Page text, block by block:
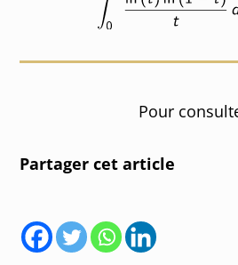
Pour
Partager cet article